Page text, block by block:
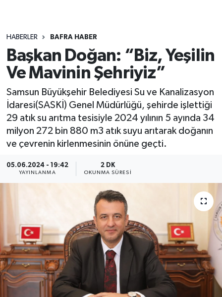
HABERLER BAFRA HABER
Başkan Doğan: “Biz, Yeşilin
Ve Mavinin Şehriyiz”
Samsun Büyükşehir Belediyesi Su ve Kanalizasyon
İdaresi(SASKİ) Genel Müdürlüğü, şehirde işlettiği
29 atık su arıtma tesisiyle 2024 yılının 5 ayında 34
milyon 272 bin 880 m3 atık suyu arıtarak doğanın
ve çevrenin kirlenmesinin önüne geçti.
05.06.2024 - 19:42
YAYINLANMA
2 DK
OKUNMA SÜRESI